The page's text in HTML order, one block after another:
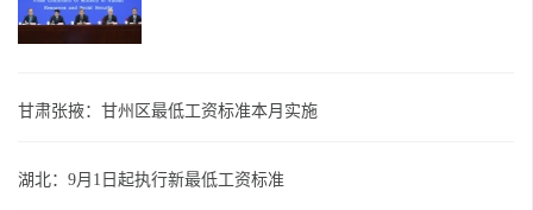
甘肃张掖：甘州区最低工资标准本月实施
湖北：9月1日起执行新最低工资标准